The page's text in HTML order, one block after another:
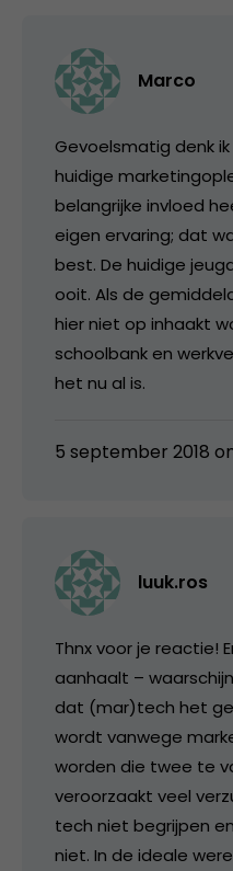
Marco
Gevoelsmatig denk
huidige
belangrijke invloed
eigen ervaring; dat
best. De huidige
ooit. Als de
hier niet op inhaakt
schoolbank en
het nu al is.
5 september 2018
luuk.ros
Thnx voor je reactie!
aanhaalt –
dat (mar)tech het
wordt vanwege
worden die twee te
veroorzaakt veel
tech niet begrijpen
niet. In de ideale